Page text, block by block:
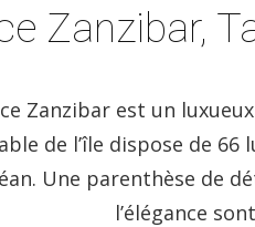
Zanzibar,
Zanzibar est un
de l’île dispose de 66
Une parenthèse de
l’élégance